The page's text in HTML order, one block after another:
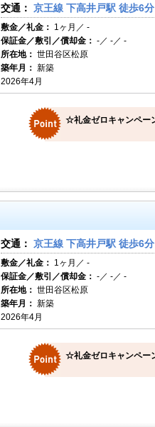
交通： 京王線 下高井戸駅 徒歩6分
敷金／礼金： 1ヶ月／ -
保証金／敷引／償却金： -／ -／ -
所在地： 世田谷区松原
築年月： 新築
2026年4月
☆礼金ゼロキャンペー
交通： 京王線 下高井戸駅 徒歩6分
敷金／礼金： 1ヶ月／ -
保証金／敷引／償却金： -／ -／ -
所在地： 世田谷区松原
築年月： 新築
2026年4月
☆礼金ゼロキャンペー